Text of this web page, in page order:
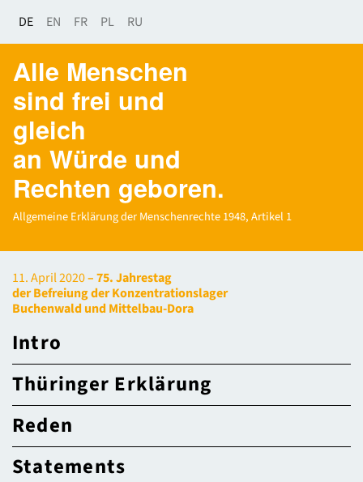
DE EN FR PL RU
Alle Menschen
sind frei und
gleich
an Würde und
Rechten geboren.
Allgemeine Erklärung der Menschenrechte 1948, Artikel 1
11. April 2020– 75. Jahrestag
der Befreiung der Konzentrationslager
Buchenwald und Mittelbau-Dora
Intro
Thüringer Erklärung
Reden
Statements